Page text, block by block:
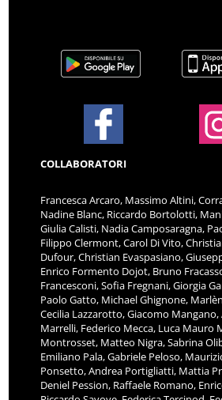
COLLABORATORI
Francesca Arcaro, Massimo Altini,
Nadine Blanc, Riccardo Bortolotti,
Giulia Calisti, Nadia Camposaragna,
Filippo Clermont, Carol Di Vito,
Dufour, Christian Evaspasiano,
Enrico Formento Dojot, Bruno
Francesconi, Sofia Fregnani, Giorgia
Paolo Gatto, Michael Ghignone,
Cecilia Lazzarotto, Giacomo Mangano,
Marrelli, Federico Mecca, Luca Mauro
Montrosset, Matteo Nigra, Sabrina
Emiliano Pala, Gabriele Peloso,
Ponsetto, Andrea Portigliatti, Mattia
Deniel Pession, Raffaele Romano,